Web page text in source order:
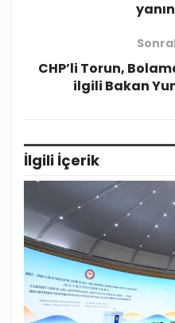
CHP’li Torun,
ilgili Bakan
İlgili İçerik